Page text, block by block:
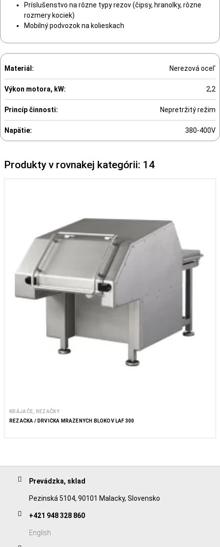
Príslušenstvo na rôzne typy rezov (čipsy, hranolky, rôzne
rozmery kociek)
Mobilný podvozok na kolieskach
Materiál: Nerezová ocel'
Výkon motora, kW: 2,2
Princíp činnosti: Nepretržitý režim
Napätie: 380-400V
Produkty v rovnakej kategórii: 14
KRÁJAČE, REZAČKY
REZAČKA / DRVIČKA MRAZENÝCH BLOKOV LAF 300
Prevádzka, sklad
Pezinská 5104, 90101 Malacky, Slovensko
+421 948 328 860
English